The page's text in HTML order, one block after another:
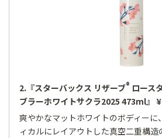
2.『スターバックス リザーブ® ロース
ブラーホワイトサクラ2025 473ml』
爽やかなマットホワイトのボディーに
ィカルにレイアウトした真空二重構造